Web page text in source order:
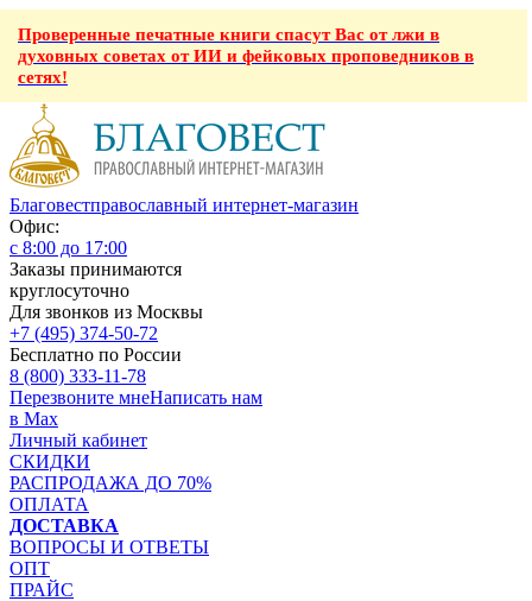
Проверенные печатные книги спасут Вас от лжи в
духовных советах от ИИ и фейковых проповедников в
сетях!
Благовестправославный интернет-магазин
Офис:
с 8:00 до 17:00
Заказы принимаются
круглосуточно
Для звонков из Москвы
+7 (495) 374-50-72
Бесплатно по России
8 (800) 333-11-78
Перезвоните мнеНаписать нам
в Max
Личный кабинет
СКИДКИ
РАСПРОДАЖА ДО 70%
ОПЛАТА
ДОСТАВКА
ВОПРОСЫ И ОТВЕТЫ
ОПТ
ПРАЙС